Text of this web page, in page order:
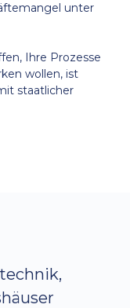
unter
Ihre Prozesse
wollen, ist
staatlicher